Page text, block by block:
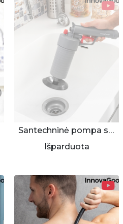
Santechninė pompa su antgaliais
Išparduota